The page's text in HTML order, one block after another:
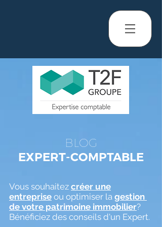
BLOG
EXPERT-COMPTABLE
Vous souhaitez créer une
entreprise ou optimiser la gestion
de votre patrimoine immobilier?
Bénéficiez des conseils d'un Expert.